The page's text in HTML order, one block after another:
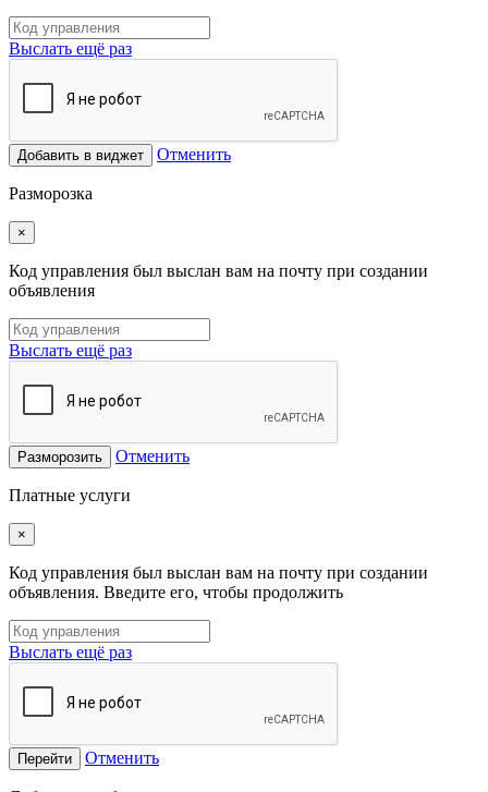
Выслать ещё раз
Добавить в виджет Отменить
Разморозка
×
Код управления был выслан вам на почту при создании
объявления
Выслать ещё раз
Разморозить Отменить
Платные услуги
×
Код управления был выслан вам на почту при создании
объявления. Введите его, чтобы продолжить
Выслать ещё раз
Перейти Отменить